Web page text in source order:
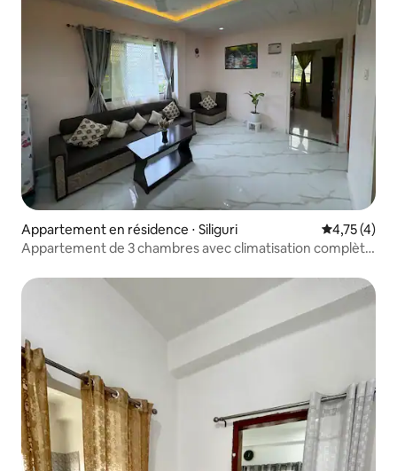
Appartement en résidence ⋅ Siliguri Évaluation
4,75 (4)
Appartement de 3 chambres avec climatisation complète